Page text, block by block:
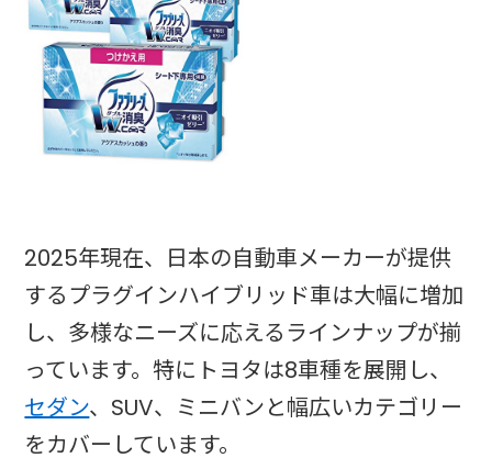
2025年現在、日本の自動車メーカーが提供
するプラグインハイブリッド車は大幅に増加
し、多様なニーズに応えるラインナップが揃
っています。特にトヨタは8車種を展開し、
セダン、SUV、ミニバンと幅広いカテゴリー
をカバーしています。